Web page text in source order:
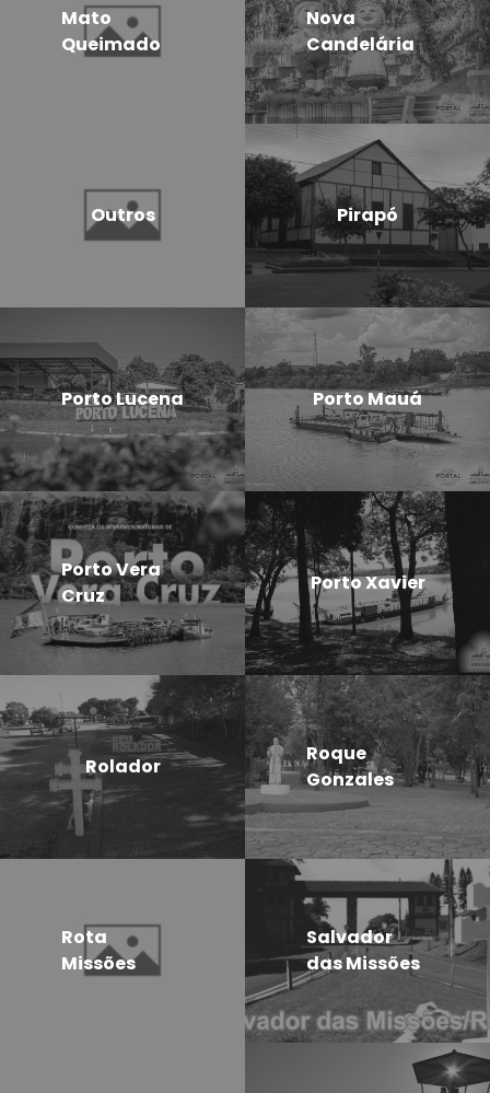
Mato
Queimado
Nova
Candelária
Outros Pirapó
Porto Lucena Porto Mauá
Porto Vera
Cruz
Porto Xavier
Rolador
Roque
Gonzales
Rota
Missões
Salvador
das Missões